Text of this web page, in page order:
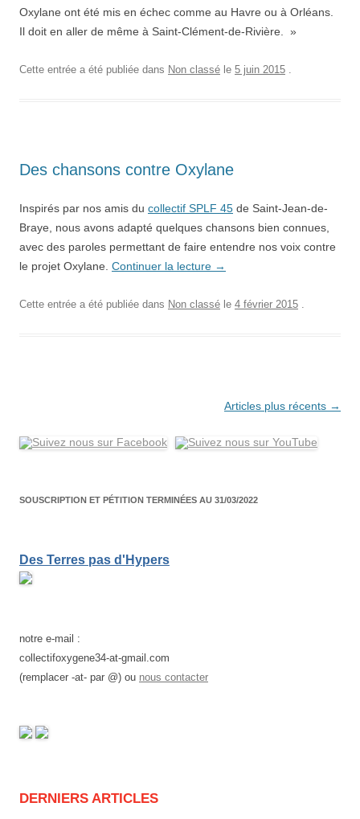
Oxylane ont été mis en échec comme au Havre ou à Orléans.
Il doit en aller de même à Saint-Clément-de-Rivière. »
Cette entrée a été publiée dans Non classé le 5 juin 2015 .
Des chansons contre Oxylane
Inspirés par nos amis du collectif SPLF 45 de Saint-Jean-de-
Braye, nous avons adapté quelques chansons bien connues,
avec des paroles permettant de faire entendre nos voix contre
le projet Oxylane. Continuer la lecture →
Cette entrée a été publiée dans Non classé le 4 février 2015 .
articles
Articles plus récents →
SOUSCRIPTION ET PÉTITION TERMINÉES AU 31/03/2022
Des Terres pas d'Hypers
notre e-mail :
collectifoxygene34-at-gmail.com
(remplacer -at- par @) ou nous contacter
DERNIERS ARTICLES